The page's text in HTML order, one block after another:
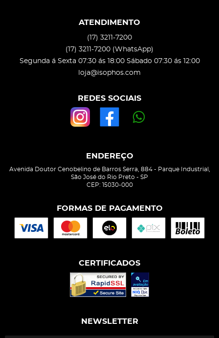
ATENDIMENTO
(17) 3211-7200
(17) 3211-7200 (WhatsApp)
Segunda á Sexta 07:30 ás 18:00 Sábado 07:30 ás 12:00
loja@isophos.com
REDES SOCIAIS
ENDEREÇO
Avenida Doutor Cenobelino de Barros Serra, 884- Parque Industrial,
São José do Rio Preto - SP
CEP: 15030-000
FORMAS DE PAGAMENTO
CERTIFICADOS
NEWSLETTER